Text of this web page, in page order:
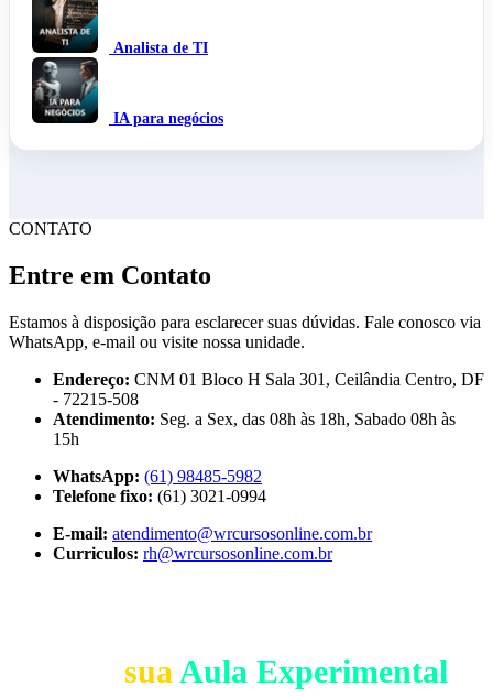
Analista de TI
IA para negócios
CONTATO
Entre em Contato
Estamos à disposição para esclarecer suas dúvidas. Fale conosco via
WhatsApp, e-mail ou visite nossa unidade.
Endereço: CNM 01 Bloco H Sala 301, Ceilândia Centro, DF
- 72215-508
Atendimento: Seg. a Sex, das 08h às 18h, Sabado 08h às
15h
WhatsApp: (61) 98485-5982
Telefone fixo: (61) 3021-0994
E-mail: atendimento@wrcursosonline.com.br
Curriculos: rh@wrcursosonline.com.br
sua Aula Experimental